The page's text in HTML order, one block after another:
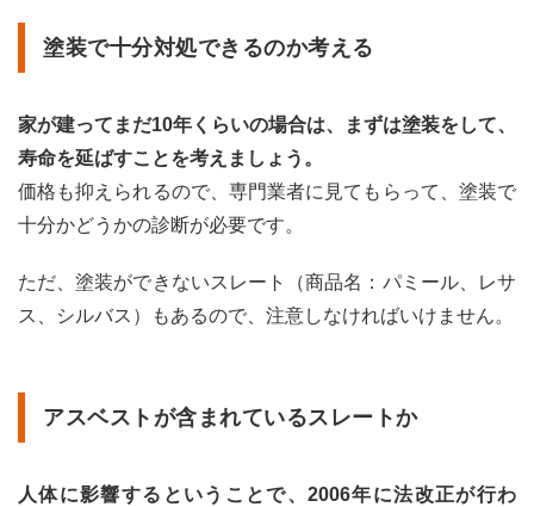
塗装で十分対処できるのか考える
家が建ってまだ10年くらいの場合は、まずは塗装をして、
寿命を延ばすことを考えましょう。
価格も抑えられるので、専門業者に見てもらって、塗装で
十分かどうかの診断が必要です。
ただ、塗装ができないスレート（商品名：パミール、レサ
ス、シルバス）もあるので、注意しなければいけません。
アスベストが含まれているスレートか
人体に影響するということで、2006年に法改正が行わ